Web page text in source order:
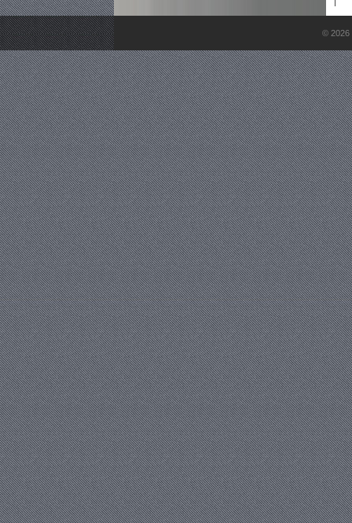
© 2026